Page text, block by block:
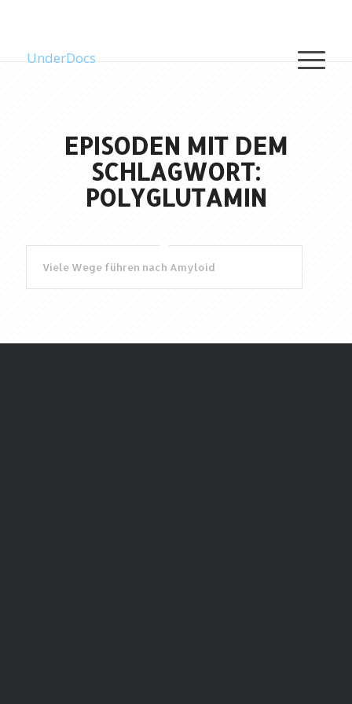
UnderDocs
EPISODEN MIT DEM
SCHLAGWORT:
POLYGLUTAMIN
Viele Wege führen nach Amyloid